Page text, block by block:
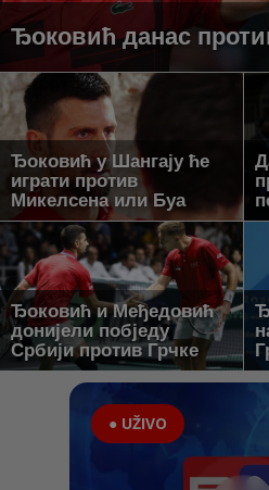
Ђоковић данас
Ђоковић у Шангају ће
играти против
Микелсена или Буа
Ђоковић и Међедовић
донијели побједу
Србији против Грчке
● UŽIVO